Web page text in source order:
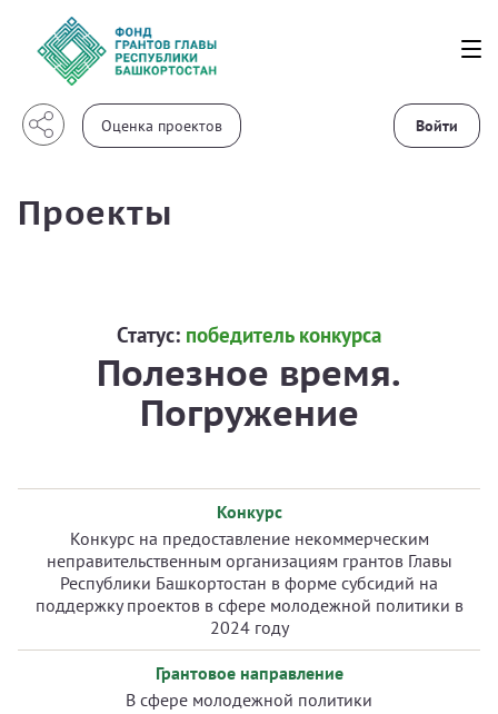
Войти
Проекты
Статус: победитель конкурса
Полезное время.
Погружение
Конкурс
Конкурс на предоставление некоммерческим
неправительственным организациям грантов Главы
Республики Башкортостан в форме субсидий на
поддержку проектов в сфере молодежной политики в
2024 году
Грантовое направление
В сфере молодежной политики